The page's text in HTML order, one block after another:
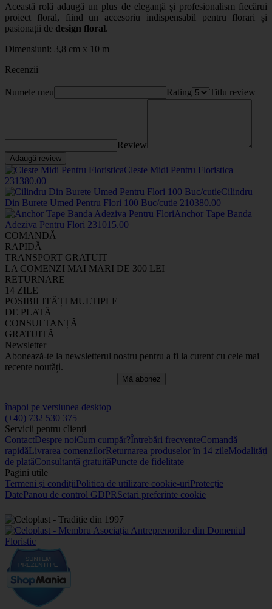
Această rolă adaugă un plus de eleganță și profesionalism fiecărui
proiect floral, fiind un accesoriu indispensabil pentru florari și
pasionații de design floral.
Dimensiuni: 3,8 cm x 10 m
Recenzii
Numele meu Rating Titlu review
Review
Adaugă review
Cleste Midi Pentru Floristica
231380.00
Cilindru
Din Burete Umed Pentru Flori 100 Buc/cutie 210380.00
Anchor Tape Banda
Adeziva Pentru Flori 231015.00
COMANDĂ
RAPIDĂ
TRANSPORT GRATUIT
LA COMENZI MAI MARI DE 300 LEI
RETURNARE
14 ZILE
POSIBILITĂȚI MULTIPLE
DE PLATĂ
CONSULTANȚĂ
GRATUITĂ
Newsletter
Abonează-te la newsletterul nostru pentru a fi la curent cu cele mai
recente noutăți.
Mă abonez
înapoi pe versiunea desktop
(+40) 732 530 375
Servicii pentru clienți
ContactDespre noiCum cumpăr?Întrebări frecventeComandă
rapidăLivrarea comenzilorReturnarea produselor în 14 zileModalități
de platăConsultanță gratuităPuncte de fidelitate
Pagini utile
Termeni și condițiiPolitica de utilizare cookie-uriProtecție
DatePanou de control GDPRSetari preferinte cookie